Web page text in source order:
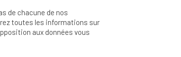
de chacune de nos
toutes les informations sur
aux données vous